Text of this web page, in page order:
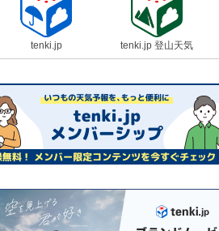
tenki.jp tenki.jp 登山天気